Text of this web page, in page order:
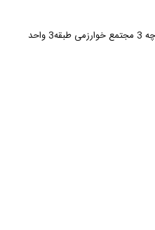
شیراز - خیابان سید جمالدین اسدآبادی کوچه 3 مجتمع خوارزمی طبقه3 واحد